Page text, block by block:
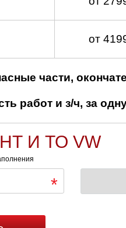
от
части,
работ и з/ч, за
И ТО VW